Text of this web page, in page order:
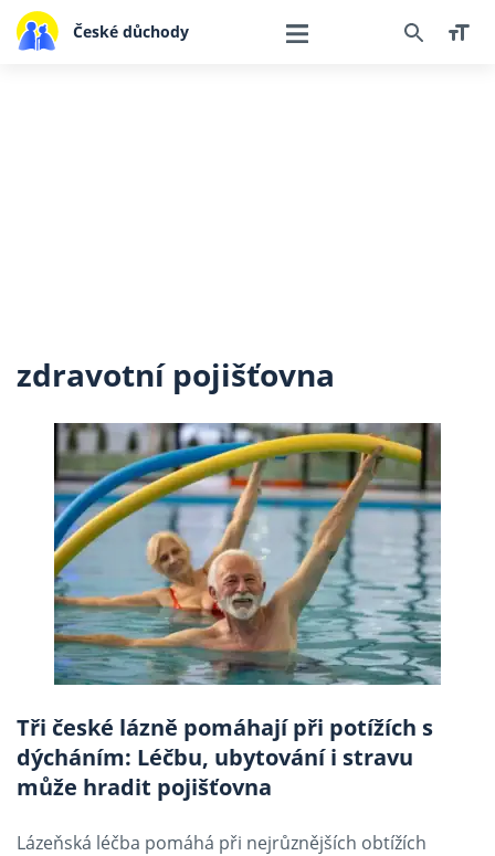
České důchody
zdravotní pojišťovna
Tři české lázně pomáhají při potížích s
dýcháním: Léčbu, ubytování i stravu
může hradit pojišťovna
Lázeňská léčba pomáhá při nejrůznějších obtížích